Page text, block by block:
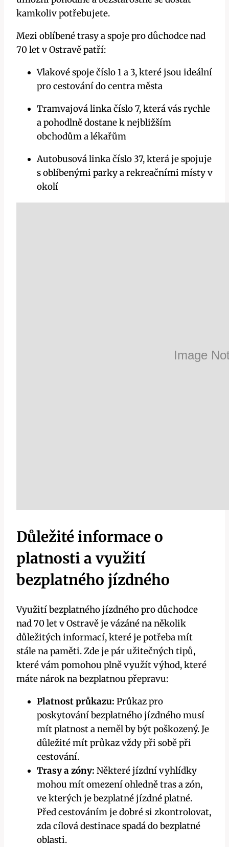
kamkoliv potřebujete.
Mezi oblíbené trasy a spoje pro důchodce nad
70 let v Ostravě patří:
Vlakové spoje číslo 1 a 3, které jsou ideální
pro cestování do centra města
Tramvajová linka číslo 7, která vás rychle
a pohodlně dostane k nejbližším
obchodům a lékařům
Autobusová linka číslo 37, která je spojuje
s oblíbenými parky a rekreačními místy v
okolí
Důležité informace o
platnosti a využití
bezplatného jízdného
Využití bezplatného jízdného pro důchodce
nad 70 let v Ostravě je vázáné na několik
důležitých informací, které je potřeba mít
stále na paměti. Zde je pár užitečných tipů,
které vám pomohou plně využít výhod, které
máte nárok na bezplatnou přepravu:
Platnost průkazu: Průkaz pro
poskytování bezplatného jízdného musí
mít platnost a neměl by být poškozený. Je
důležité mít průkaz vždy při sobě při
cestování.
Trasy a zóny: Některé jízdní vyhlídky
mohou mít omezení ohledně tras a zón,
ve kterých je bezplatné jízdné platné.
Před cestováním je dobré si zkontrolovat,
zda cílová destinace spadá do bezplatné
oblasti.